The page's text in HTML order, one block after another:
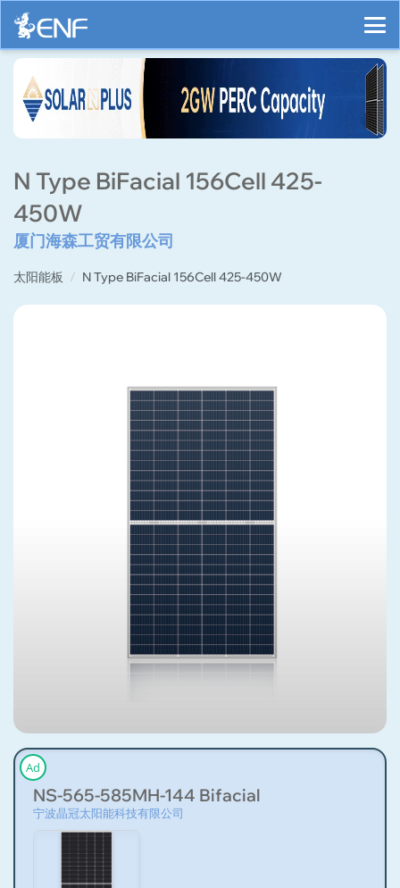
N Type BiFacial 156Cell 425-
450W
厦门海森工贸有限公司
太阳能板 N Type BiFacial 156Cell 425-450W
Ad
NS-565-585MH-144 Bifacial
宁波晶冠太阳能科技有限公司